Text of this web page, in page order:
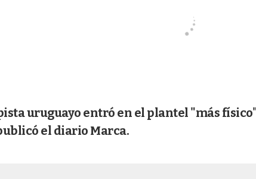
uruguayo entró en el plantel "más
el diario Marca.